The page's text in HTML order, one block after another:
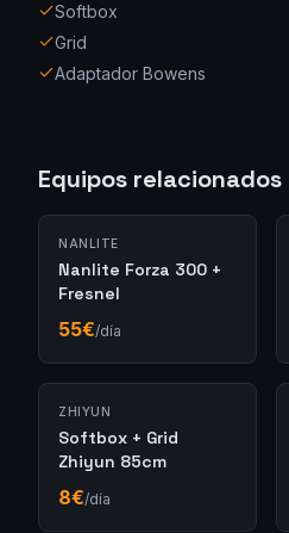
Softbox
Grid
Adaptador Bowens
Equipos relacionados
NANLITE
Nanlite Forza 300 +
Fresnel
55€/día
ZHIYUN
Softbox + Grid
Zhiyun 85cm
8€/día